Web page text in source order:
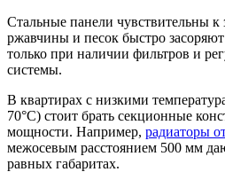
Стальные панели чувствительны к
ржавчины и песок быстро
только при наличии фильтров и
системы.
В квартирах с низкими
70°C) стоит брать секционные
мощности. Например, радиаторы
межосевым расстоянием 500 мм
равных габаритах.